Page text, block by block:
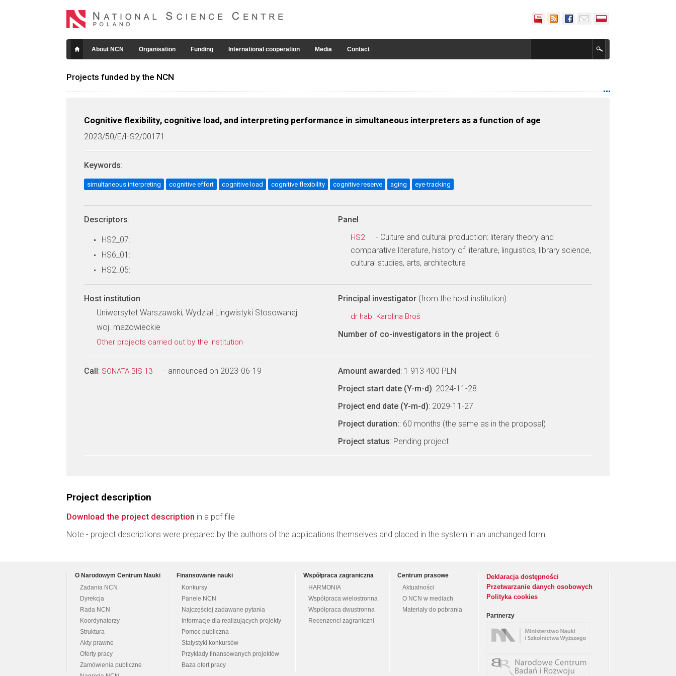
About NCN Organisation Funding International cooperation Media Contact
Projects funded by the NCN
Cognitive flexibility, cognitive load, and interpreting performance in simultaneous interpreters as a function of age
2023/50/E/HS2/00171
Keywords:
simultaneous interpreting cognitive effort cognitive load cognitive flexibility cognitive reserve aging eye-tracking
Descriptors:
HS2_07:
HS6_01:
HS2_05:
Panel:
HS2
- Culture and cultural production: literary theory and
comparative literature, history of literature, linguistics, library science,
cultural studies, arts, architecture
Host institution :
Uniwersytet Warszawski, Wydział Lingwistyki Stosowanej
woj. mazowieckie
Other projects carried out by the institution
Principal investigator (from the host institution):
dr hab. Karolina Broś
Number of co-investigators in the project: 6
Call: SONATA BIS 13 - announced on 2023-06-19 Amount awarded: 1 913 400 PLN
Project start date (Y-m-d): 2024-11-28
Project end date (Y-m-d): 2029-11-27
Project duration:: 60 months (the same as in the proposal)
Project status: Pending project
Project description
Download the project description in a pdf file
Note - project descriptions were prepared by the authors of the applications themselves and placed in the system in an unchanged form.
O Narodowym Centrum Nauki
Zadania NCN
Dyrekcja
Rada NCN
Koordynatorzy
Struktura
Akty prawne
Oferty pracy
Zamówienia publiczne
Finansowanie nauki
Konkursy
Panele NCN
Najczęściej zadawane pytania
Informacje dla realizujących projekty
Pomoc publiczna
Statystyki konkursów
Przykłady finansowanych projektów
Baza ofert pracy
Współpraca zagraniczna
HARMONIA
Współpraca wielostronna
Współpraca dwustronna
Recenzenci zagraniczni
Centrum prasowe
Aktualności
O NCN w mediach
Materiały do pobrania
Deklaracja dostępności
Przetwarzanie danych osobowych
Polityka cookies
Partnerzy